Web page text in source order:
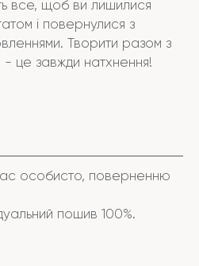
все, щоб ви лишилися
і повернулися з
Творити разом з
- це завжди натхнення!
особисто, поверненню
пошив 100%.